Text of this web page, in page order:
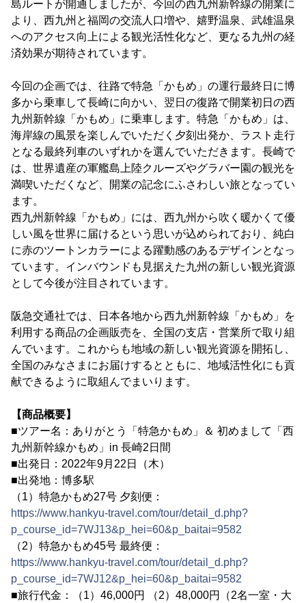
島ルートが開通しましたが、今回の西九州新幹線の開業に
より、西九州と福岡の交流人口増や、嬉野温泉、武雄温泉
へのアクセス向上による観光活性化など、更なる九州の経
済効果が期待されています。
今回の企画では、往路で特急「かもめ」の運行最終日に博
多から乗車して長崎に向かい、翌日の復路で開業初日の西
九州新幹線「かもめ」に乗車します。特急「かもめ」は、
海岸線の風景を楽しんでいただく夕刻出発か、ラスト走行
となる最終列車のいずれかを選んでいただきます。長崎で
は、世界遺産の軍艦島上陸クルーズやグラバー園の観光を
満喫いただくなど、開業の記念にふさわしい旅となってい
ます。
西九州新幹線「かもめ」には、西九州から吹く暖かくて優
しい風を世界に届けるという思いが込められており、純白
に赤のツートンカラーによる躍動感のあるデザインとなっ
ています。インバウンドも見据えた九州の新しい観光資源
として今後が注目されています。
阪急交通社では、日本各地から西九州新幹線「かもめ」を
利用する商品の企画販売を、全国の支店・営業所で取り組
んでいます。これからも地域の新しい観光資源を開拓し、
全国のみなさまにお届けするとともに、地域活性化にも貢
献できるように取組んでまいります。
【商品概要】
■ツアー名：ありがとう「特急かもめ」＆ 初めまして「西
九州新幹線かもめ」in 長崎2日間
■出発日：2022年9月22日（木）
■出発地：博多駅
（1）特急かもめ27号 夕刻便：
https://www.hankyu-travel.com/tour/detail_d.php?
p_course_id=7WJ13&p_hei=60&p_baitai=9582
（2）特急かもめ45号 最終便：
https://www.hankyu-travel.com/tour/detail_d.php?
p_course_id=7WJ12&p_hei=60&p_baitai=9582
■旅行代金：（1）46,000円 （2）48,000円（2名一室・大